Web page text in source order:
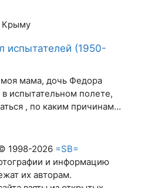
Крыму
испытателей (1950-
мама, дочь Федора
испытательном полете,
, по каким причинам…
1998-2026 =SB=
и информацию
их авторам.